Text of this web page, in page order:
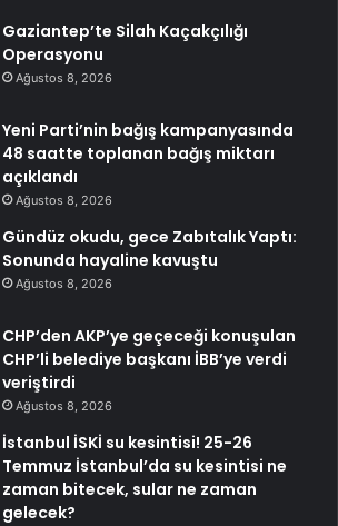
Gaziantep’te Silah Kaçakçılığı
Operasyonu
Ağustos 8, 2026
Yeni Parti’nin bağış kampanyasında
48 saatte toplanan bağış miktarı
açıklandı
Ağustos 8, 2026
Gündüz okudu, gece Zabıtalık Yaptı:
Sonunda hayaline kavuştu
Ağustos 8, 2026
CHP’den AKP’ye geçeceği konuşulan
CHP’li belediye başkanı İBB’ye verdi
veriştirdi
Ağustos 8, 2026
İstanbul İSKİ su kesintisi! 25-26
Temmuz İstanbul’da su kesintisi ne
zaman bitecek, sular ne zaman
gelecek?